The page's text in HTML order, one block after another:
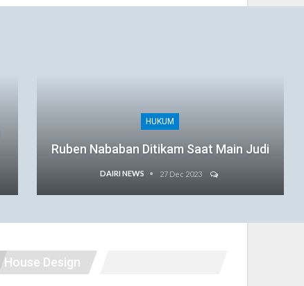
HUKUM
Ruben Nababan Ditikam Saat Main Judi
DAIRI NEWS 27 Dec 2023
House Design